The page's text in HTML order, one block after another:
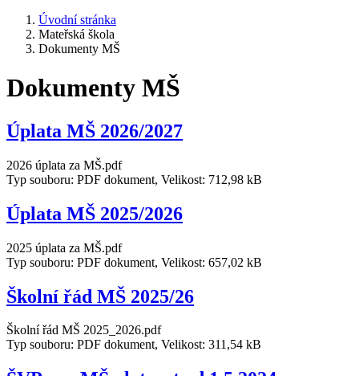
Úvodní stránka
Mateřská škola
Dokumenty MŠ
Dokumenty MŠ
Úplata MŠ 2026/2027
2026 úplata za MŠ.pdf
Typ souboru: PDF dokument, Velikost: 712,98 kB
Úplata MŠ 2025/2026
2025 úplata za MŠ.pdf
Typ souboru: PDF dokument, Velikost: 657,02 kB
Školní řád MŠ 2025/26
Školní řád MŠ 2025_2026.pdf
Typ souboru: PDF dokument, Velikost: 311,54 kB